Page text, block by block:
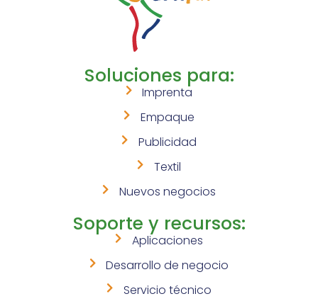
Soluciones para:
Imprenta
Empaque
Publicidad
Textil
Nuevos negocios
Soporte y recursos:
Aplicaciones
Desarrollo de negocio
Servicio técnico